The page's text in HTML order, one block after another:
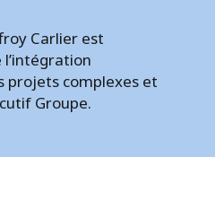
Carlier est
projets complexes et
Groupe.